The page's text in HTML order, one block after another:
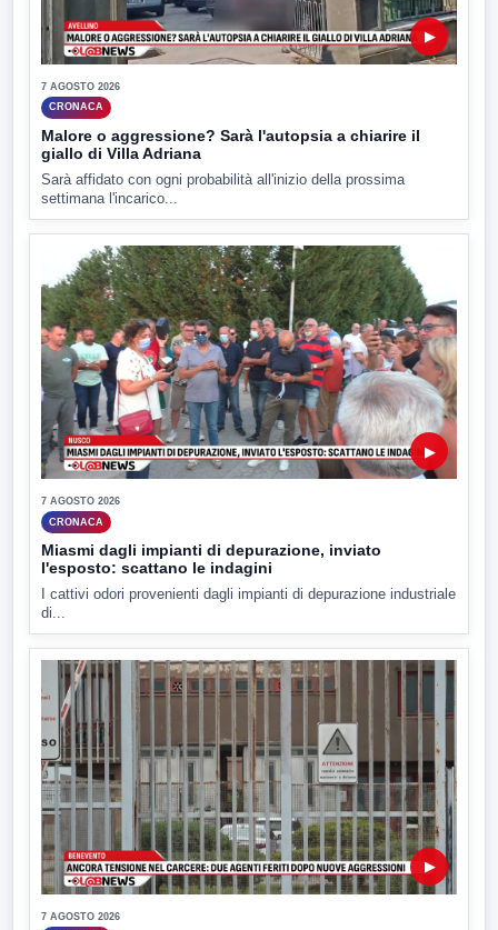
▶
7 AGOSTO 2026
CRONACA
Malore o aggressione? Sarà l'autopsia a chiarire il
giallo di Villa Adriana
Sarà affidato con ogni probabilità all'inizio della prossima
settimana l'incarico...
▶
7 AGOSTO 2026
CRONACA
Miasmi dagli impianti di depurazione, inviato
l'esposto: scattano le indagini
I cattivi odori provenienti dagli impianti di depurazione industriale
di...
▶
7 AGOSTO 2026